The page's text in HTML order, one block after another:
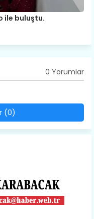
ile buluştu.
0 Yorumlar
(0)